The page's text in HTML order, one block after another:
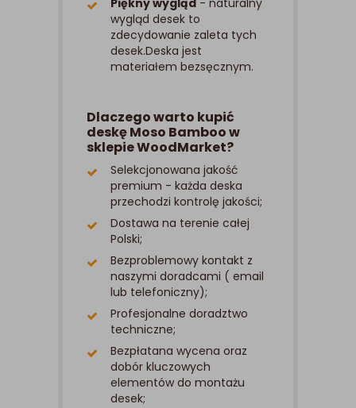
Piękny wygląd - naturalny
wygląd desek to
zdecydowanie zaleta tych
desek.Deska jest
materiałem bezsęcznym.
Dlaczego warto kupić
deskę Moso Bamboo w
sklepie WoodMarket?
Selekcjonowana jakość
premium - każda deska
przechodzi kontrolę jakości;
Dostawa na terenie całej
Polski;
Bezproblemowy kontakt z
naszymi doradcami ( email
lub telefoniczny);
Profesjonalne doradztwo
techniczne;
Bezpłatana wycena oraz
dobór kluczowych
elementów do montażu
desek;